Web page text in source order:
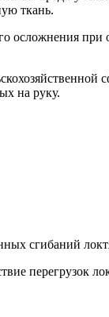
ткань.
осложнения при
на руку.
сгибаний
перегрузок